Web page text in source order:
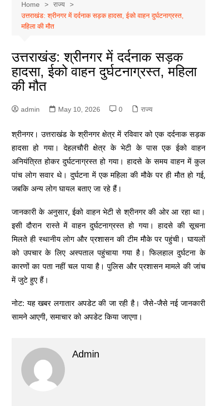
Home
राज्य
उत्तराखंड: श्रीनगर में दर्दनाक सड़क हादसा, ईको वाहन दुर्घटनाग्रस्त,
महिला की मौत
उत्तराखंड: श्रीनगर में दर्दनाक सड़क
हादसा, ईको वाहन दुर्घटनाग्रस्त, महिला
की मौत
admin May 10, 2026 0 राज्य
श्रीनगर। उत्तराखंड के श्रीनगर क्षेत्र में रविवार को एक दर्दनाक सड़क
हादसा हो गया। देहलचौरी क्षेत्र के भेटी के पास एक ईको वाहन
अनियंत्रित होकर दुर्घटनाग्रस्त हो गया। हादसे के समय वाहन में कुल
पांच लोग सवार थे। दुर्घटना में एक महिला की मौके पर ही मौत हो गई,
जबकि अन्य लोग घायल बताए जा रहे हैं।
जानकारी के अनुसार, ईको वाहन भेटी से श्रीनगर की ओर आ रहा था।
इसी दौरान रास्ते में वाहन दुर्घटनाग्रस्त हो गया। हादसे की सूचना
मिलते ही स्थानीय लोग और प्रशासन की टीम मौके पर पहुंची। घायलों
को उपचार के लिए अस्पताल पहुंचाया गया है। फिलहाल दुर्घटना के
कारणों का पता नहीं चल पाया है। पुलिस और प्रशासन मामले की जांच
में जुटे हुए हैं।
नोट: यह खबर लगातार अपडेट की जा रही है। जैसे-जैसे नई जानकारी
सामने आएगी, समाचार को अपडेट किया जाएगा।
Admin